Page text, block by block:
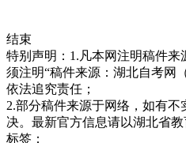
结束
特别声明：1.凡本网注明稿件来
须注明“稿件来源：湖北自考网
依法追究责任；
2.部分稿件来源于网络，如有
决。最新官方信息请以湖北省
标签：